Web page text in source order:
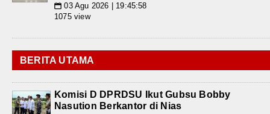
📅 03 Agu 2026 | 19:45:58
1075 view
BERITA UTAMA
Komisi D DPRDSU Ikut Gubsu Bobby
Nasution Berkantor di Nias